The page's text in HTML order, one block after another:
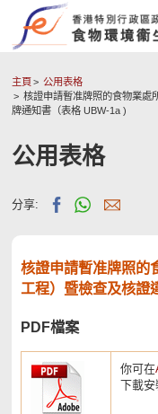
主頁
公用表格
核證申請暫准牌照的食物業處
牌通知書（表格 UBW-1a )
公用表格
分享:
核證申請暫准牌照的
工程）暨檢查及核證
PDF檔案
你可在
下載安